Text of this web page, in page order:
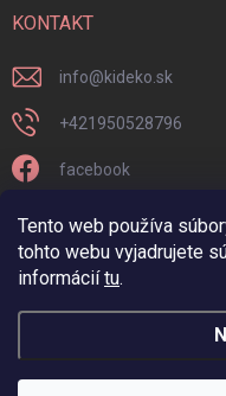
Tento web používa
tohto webu vyjadrujete
informáciítu.
KONTAKT
info@kideko.sk
+421950528796
facebook
kideko.sk/